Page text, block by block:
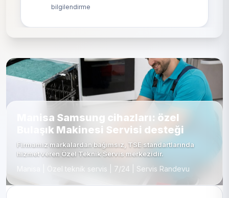
bilgilendirme
Manisa Samsung cihazları: özel
Bulaşık Makinesi Servisi desteği
Firmamız markalardan bağımsız, TSE standartlarında
hizmet veren Özel Teknik Servis merkezidir.
Manisa | Özel teknik servis | 7/24 | Servis Randevu